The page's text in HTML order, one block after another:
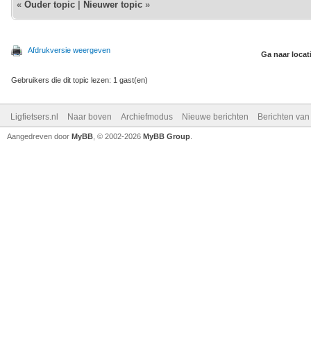
« Ouder topic Nieuwer topic »
Afdrukversie weergeven Ga naar
Gebruikers die dit topic lezen: 1 gast(en)
Ligfietsers.nl Naar boven Archiefmodus Nieuwe berichten Berichten
Aangedreven door MyBB , © 2002-2026 MyBB Group